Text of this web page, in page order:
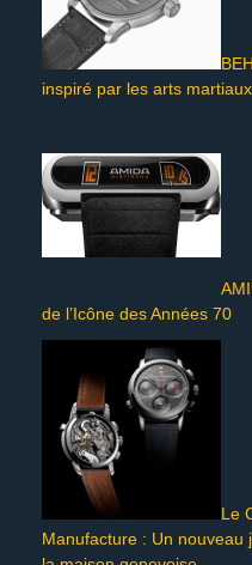
inspiré par les arts
de l’Icône des Années 70
Le
Manufacture : Un nouveau